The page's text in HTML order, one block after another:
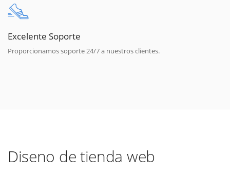
Excelente Soporte
Proporcionamos soporte 24/7 a nuestros clientes.
Diseno de tienda web